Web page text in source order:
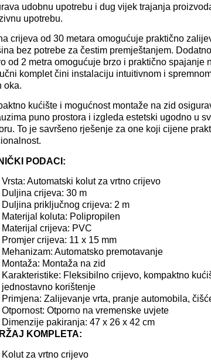
udobnu upotrebu i dug vijek trajanja
upotrebu.
crijeva od 30 metara omogućuje praktično
bez potrebe za čestim premještanjem.
od 2 metra omogućuje brzo i praktično spajanje
komplet čini instalaciju intuitivnom i
oka.
kućište i mogućnost montaže na zid
puno prostora i izgleda estetski ugodno u
To je savršeno rješenje za one koji cijene
PODACI:
Vrsta: Automatski kolut za vrtno crijevo
Duljina crijeva: 30 m
Duljina priključnog crijeva: 2 m
Materijal koluta: Polipropilen
Materijal crijeva: PVC
Promjer crijeva: 11 x 15 mm
Mehanizam: Automatsko premotavanje
Montaža: Montaža na zid
Karakteristike: Fleksibilno crijevo, kompaktno
jednostavno korištenje
Primjena: Zalijevanje vrta, pranje automobila,
Otpornost: Otporno na vremenske uvjete
Dimenzije pakiranja: 47 x 26 x 42 cm
KOMPLETA:
Kolut za vrtno crijevo